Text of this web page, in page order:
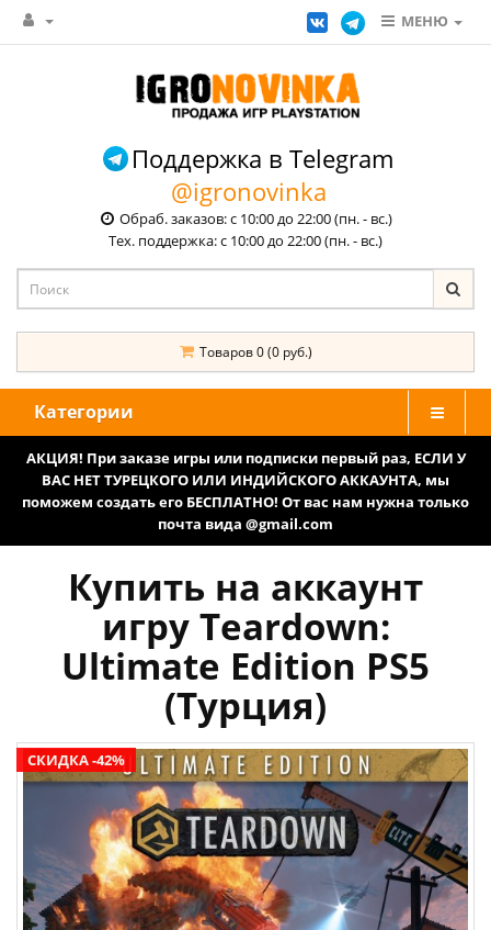
МЕНЮ
Поддержка в Telegram
@igronovinka
Обраб. заказов: с 10:00 до 22:00 (пн. - вс.)
Тех. поддержка: с 10:00 до 22:00 (пн. - вс.)
Товаров 0 (0 руб.)
Категории
АКЦИЯ! При заказе игры или подписки первый раз, ЕСЛИ У
ВАС НЕТ ТУРЕЦКОГО ИЛИ ИНДИЙСКОГО АККАУНТА, мы
поможем создать его БЕСПЛАТНО! От вас нам нужна только
почта вида @gmail.com
Купить на аккаунт
игру Teardown:
Ultimate Edition PS5
(Турция)
СКИДКА -42%